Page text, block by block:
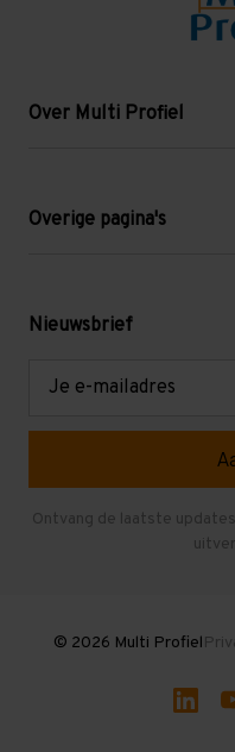
Over Multi Profiel
Blog
Levering en afhalen
Overige pagina's
Mezzanine
Gebruikte
Nieuwsbrief
Ontvang de laatste
© 2026 Multi Profiel